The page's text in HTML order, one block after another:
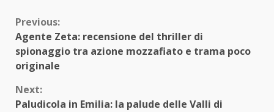
Continue
Reading
Previous:
Agente Zeta: recensione del thriller di
spionaggio tra azione mozzafiato e trama poco
originale
Next:
Paludicola in Emilia: la palude delle Valli di